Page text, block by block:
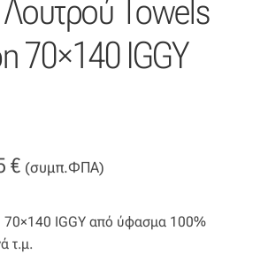
Towels
70×140 IGGY
€Η
τιμή
(συμπ.ΦΠΑ)
70×140 IGGY από ύφασμα 100%
τ.μ.